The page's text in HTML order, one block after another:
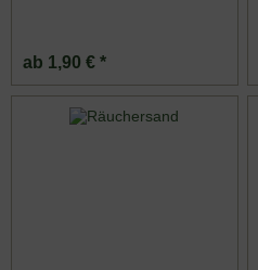
ab 1,90 € *